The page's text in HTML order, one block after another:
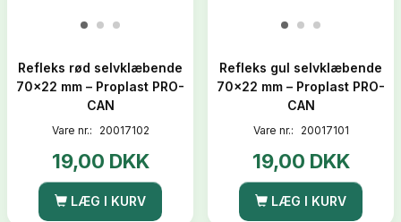
Refleks rød selvklæbende
70x22 mm – Proplast PRO-
CAN
Vare nr.: 20017102
19,00 DKK
LÆG I KURV
Refleks gul selvklæbende
70x22 mm – Proplast PRO-
CAN
Vare nr.: 20017101
19,00 DKK
LÆG I KURV